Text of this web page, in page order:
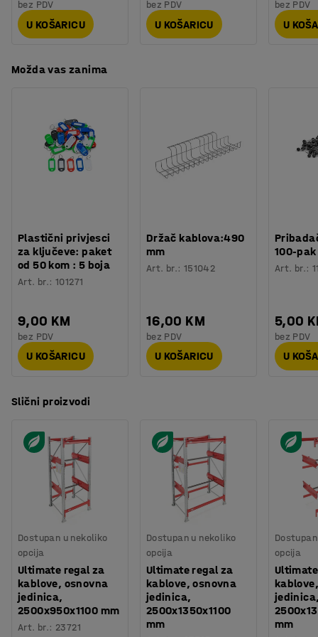
mijenjaju.
bez PDV
U KOŠARICU
bez PDV
U KOŠARICU
bez PDV
U
Možda vas zanima
Plastični privjesci
za ključeve: paket
od 50 kom : 5 boja
Art. br.:101271
9,00 KM
bez PDV
U KOŠARICU
Držač kablova:490
mm
Art. br.: 151042
16,00 KM
bez PDV
U KOŠARICU
100-pak
Art. br.:
5,00
bez PDV
U
Slični proizvodi
Dostupan u nekoliko
opcija
Ultimate regal za
kablove, osnovna
jedinica,
2500x950x1100 mm
Art. br.: 23721
Dostupan u nekoliko
opcija
Ultimate regal za
kablove, osnovna
jedinica,
2500x1350x1100
mm
opcija
mm